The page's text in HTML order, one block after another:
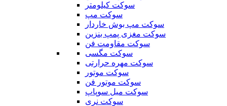
سوکت کیلومتر
سوکت مپ
سوکت مپ بوش خاردار
سوکت مغزی پمپ بنزین
سوکت مقاومت فن
سوکت مگسی
سوکت مهره حرارتی
سوکت موتور
سوکت موتور فن
سوکت میل سوپاپ
سوکت نری